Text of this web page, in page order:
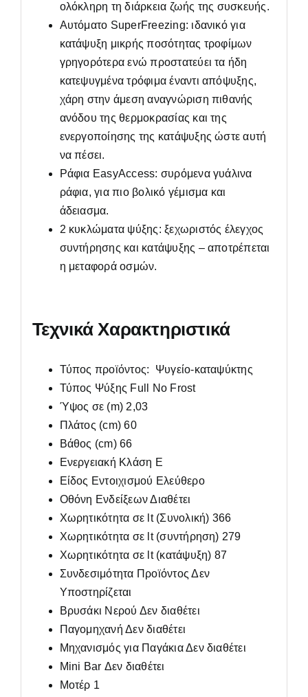
ολόκληρη τη διάρκεια ζωής της συσκευής.
Αυτόματο SuperFreezing: ιδανικό για
κατάψυξη μικρής ποσότητας τροφίμων
γρηγορότερα ενώ προστατεύει τα ήδη
κατεψυγμένα τρόφιμα έναντι απόψυξης,
χάρη στην άμεση αναγνώριση πιθανής
ανόδου της θερμοκρασίας και της
ενεργοποίησης της κατάψυξης ώστε αυτή
να πέσει.
Ράφια EasyAccess: συρόμενα γυάλινα
ράφια, για πιο βολικό γέμισμα και
άδειασμα.
2 κυκλώματα ψύξης: ξεχωριστός έλεγχος
συντήρησης και κατάψυξης – αποτρέπεται
η μεταφορά οσμών.
Τεχνικά Χαρακτηριστικά
Τύπος προϊόντος: Ψυγείο-καταψύκτης
Τύπος Ψύξης Full No Frost
Ύψος σε (m) 2,03
Πλάτος (cm) 60
Βάθος (cm) 66
Ενεργειακή Κλάση Ε
Είδος Εντοιχισμού Ελεύθερο
Οθόνη Ενδείξεων Διαθέτει
Χωρητικότητα σε lt (Συνολική) 366
Χωρητικότητα σε lt (συντήρηση) 279
Χωρητικότητα σε lt (κατάψυξη) 87
Συνδεσιμότητα Προϊόντος Δεν
Υποστηρίζεται
Βρυσάκι Νερού Δεν διαθέτει
Παγομηχανή Δεν διαθέτει
Μηχανισμός για Παγάκια Δεν διαθέτει
Mini Bar Δεν διαθέτει
Μοτέρ 1